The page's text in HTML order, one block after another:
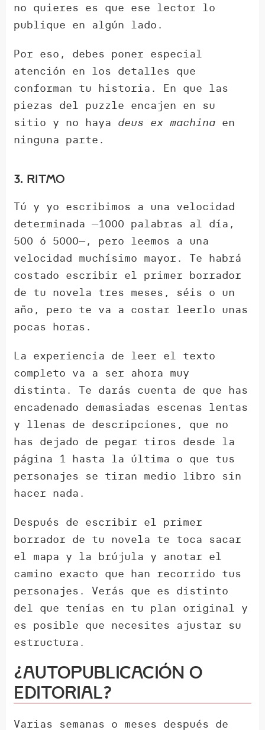
no quieres es que ese lector lo
publique en algún lado.
Por eso, debes poner especial
atención en los detalles que
conforman tu historia. En que las
piezas del puzzle encajen en su
sitio y no haya deus ex machina en
ninguna parte.
3. Ritmo
Tú y yo escribimos a una velocidad
determinada —1000 palabras al día,
500 ó 5000—, pero leemos a una
velocidad muchísimo mayor. Te habrá
costado escribir el primer borrador
de tu novela tres meses, séis o un
año, pero te va a costar leerlo unas
pocas horas.
La experiencia de leer el texto
completo va a ser ahora muy
distinta. Te darás cuenta de que has
encadenado demasiadas escenas lentas
y llenas de descripciones, que no
has dejado de pegar tiros desde la
página 1 hasta la última o que tus
personajes se tiran medio libro sin
hacer nada.
Después de escribir el primer
borrador de tu novela te toca sacar
el mapa y la brújula y anotar el
camino exacto que han recorrido tus
personajes. Verás que es distinto
del que tenías en tu plan original y
es posible que necesites ajustar su
estructura.
¿Autopublicación o
editorial?
Varias semanas o meses después de